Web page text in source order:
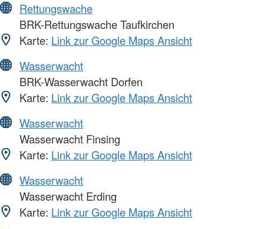
Rettungswache
BRK-Rettungswache Taufkirchen
Karte: Link zur Google Maps Ansicht
Wasserwacht
BRK-Wasserwacht Dorfen
Karte: Link zur Google Maps Ansicht
Wasserwacht
Wasserwacht Finsing
Karte: Link zur Google Maps Ansicht
Wasserwacht
Wasserwacht Erding
Karte: Link zur Google Maps Ansicht